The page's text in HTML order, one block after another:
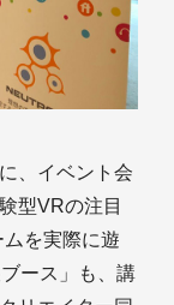
、イベント会
型VRの注目
を実際に遊
ース」も、講